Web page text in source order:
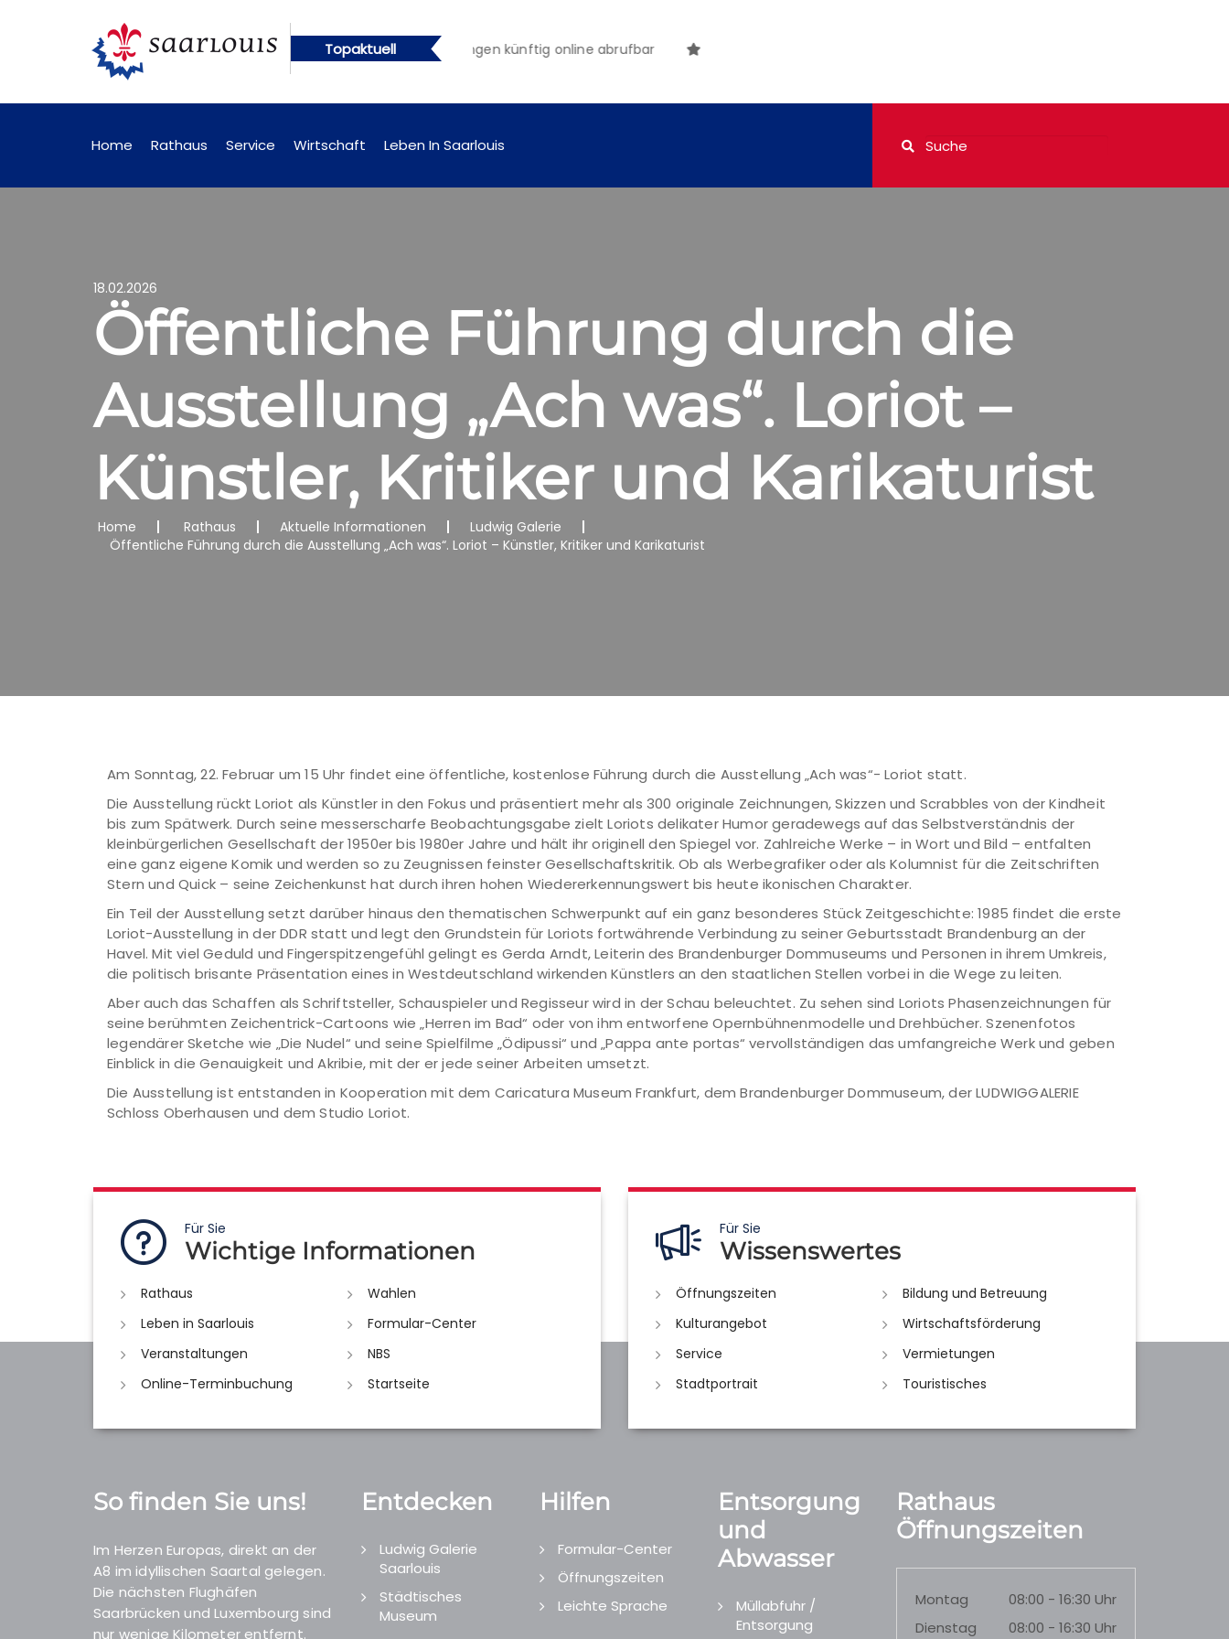
Topaktuell
künftig online abrufbar Öffentliche Bekanntmachungen künftig online abrufbar
Home Rathaus Service Wirtschaft Leben In Saarlouis
18.02.2026
Öffentliche Führung durch die
Ausstellung „Ach was“. Loriot –
Künstler, Kritiker und Karikaturist
Home Rathaus Aktuelle Informationen
Ludwig Galerie
Öffentliche Führung durch die Ausstellung „Ach was“. Loriot – Künstler, Kritiker und Karikaturist
Am Sonntag, 22. Februar um 15 Uhr findet eine öffentliche, kostenlose Führung durch die Ausstellung „Ach was“- Loriot statt.
Die Ausstellung rückt Loriot als Künstler in den Fokus und präsentiert mehr als 300 originale Zeichnungen, Skizzen und Scrabbles von der Kindheit
bis zum Spätwerk. Durch seine messerscharfe Beobachtungsgabe zielt Loriots delikater Humor geradewegs auf das Selbstverständnis der
kleinbürgerlichen Gesellschaft der 1950er bis 1980er Jahre und hält ihr originell den Spiegel vor. Zahlreiche Werke – in Wort und Bild – entfalten
eine ganz eigene Komik und werden so zu Zeugnissen feinster Gesellschaftskritik. Ob als Werbegrafiker oder als Kolumnist für die Zeitschriften
Stern und Quick – seine Zeichenkunst hat durch ihren hohen Wiedererkennungswert bis heute ikonischen Charakter.
Ein Teil der Ausstellung setzt darüber hinaus den thematischen Schwerpunkt auf ein ganz besonderes Stück Zeitgeschichte: 1985 findet die erste
Loriot-Ausstellung in der DDR statt und legt den Grundstein für Loriots fortwährende Verbindung zu seiner Geburtsstadt Brandenburg an der
Havel. Mit viel Geduld und Fingerspitzengefühl gelingt es Gerda Arndt, Leiterin des Brandenburger Dommuseums und Personen in ihrem Umkreis,
die politisch brisante Präsentation eines in Westdeutschland wirkenden Künstlers an den staatlichen Stellen vorbei in die Wege zu leiten.
Aber auch das Schaffen als Schriftsteller, Schauspieler und Regisseur wird in der Schau beleuchtet. Zu sehen sind Loriots Phasenzeichnungen für
seine berühmten Zeichentrick-Cartoons wie „Herren im Bad“ oder von ihm entworfene Opernbühnenmodelle und Drehbücher. Szenenfotos
legendärer Sketche wie „Die Nudel“ und seine Spielfilme „Ödipussi“ und „Pappa ante portas“ vervollständigen das umfangreiche Werk und geben
Einblick in die Genauigkeit und Akribie, mit der er jede seiner Arbeiten umsetzt.
Die Ausstellung ist entstanden in Kooperation mit dem Caricatura Museum Frankfurt, dem Brandenburger Dommuseum, der LUDWIGGALERIE
Schloss Oberhausen und dem Studio Loriot.
Für Sie
Wichtige Informationen
Rathaus
Wahlen
Leben in Saarlouis
Formular-Center
Veranstaltungen
NBS
Online-Terminbuchung
Startseite
Für Sie
Wissenswertes
Öffnungszeiten
Bildung und Betreuung
Kulturangebot
Wirtschaftsförderung
Service
Vermietungen
Stadtportrait
Touristisches
So finden Sie uns!
Im Herzen Europas, direkt an der
A8 im idyllischen Saartal gelegen.
Die nächsten Flughäfen
Saarbrücken und Luxembourg sind
nur wenige Kilometer entfernt.
Entdecken
Ludwig Galerie
Saarlouis
Städtisches
Museum
Hilfen
Formular-Center
Öffnungszeiten
Leichte Sprache
Entsorgung
und
Abwasser
Müllabfuhr /
Entsorgung
Rathaus
Öffnungszeiten
Montag
08:00 - 16:30 Uhr
Dienstag
08:00 - 16:30 Uhr